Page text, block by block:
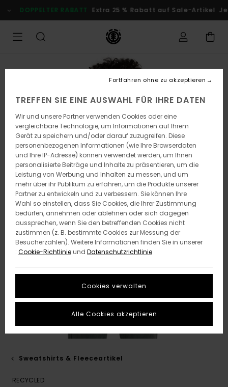
zur
Produktinformation
DOPPELTER RABATT Extra 25 % Rabatt auf Sale-Artikel
Sweatshirts & Fleeceartikel
RECYCLED
TREFFEN SIE EINE AUSWAHL FÜR IHRE DATEN
Wir und unsere Partner verwenden Cookies oder eine
vergleichbare Technologie, um Informationen auf Ihrem
Gerät zu speichern und/oder darauf zuzugreifen. Diese
personenbezogenen Informationen (wie Ihre Browserdaten
und Ihre IP-Adresse) können verwendet werden, um Ihnen
personalisierte Beiträge und Inhalte zu präsentieren, um die
Leistung von Werbung und Inhalten zu messen, und um
mehr über ihr Publikum zu erfahren, um die Produkte unserer
Partner zu entwickeln und zu verbessern. Sie können Ihre
Wahl so einstellen, dass Sie Cookies, die Ihrer Zustimmung
bedürfen, annehmen oder ablehnen oder sich dagegen
aussprechen, wenn Sie den betreffenden Cookies nicht
zustimmen (z. B. bestimmte Cookies zur Messung der
Besucherzahlen). Weitere Informationen finden Sie in unserer
: Cookie-Richtlinieund Datenschutzrichtlinie
Cookies verwalten
Fortfahren ohne zu akzeptieren
Alle Cookies akzeptieren